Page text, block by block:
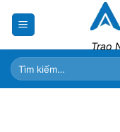
Trao
Tìm
kiếm: